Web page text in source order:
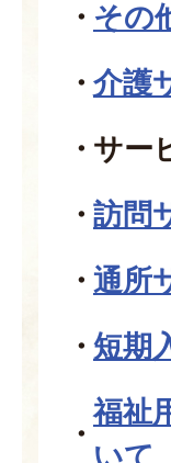
その
介護
サー
訪問
通所
短期
福祉